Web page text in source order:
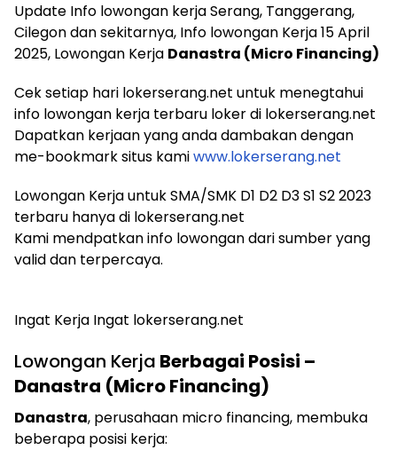
Update Info lowongan kerja Serang, Tanggerang,
Cilegon dan sekitarnya, Info lowongan Kerja 15 April
2025, Lowongan Kerja Danastra (Micro Financing)
Cek setiap hari lokerserang.net untuk menegtahui
info lowongan kerja terbaru loker di lokerserang.net
Dapatkan kerjaan yang anda dambakan dengan
me-bookmark situs kamiwww.lokerserang.net
Lowongan Kerja untuk SMA/SMK D1 D2 D3 S1 S2 2023
terbaru hanya di lokerserang.net
Kami mendpatkan info lowongan dari sumber yang
valid dan terpercaya.
Ingat Kerja Ingat lokerserang.net
Lowongan Kerja Berbagai Posisi –
Danastra (Micro Financing)
Danastra, perusahaan micro financing, membuka
beberapa posisi kerja: